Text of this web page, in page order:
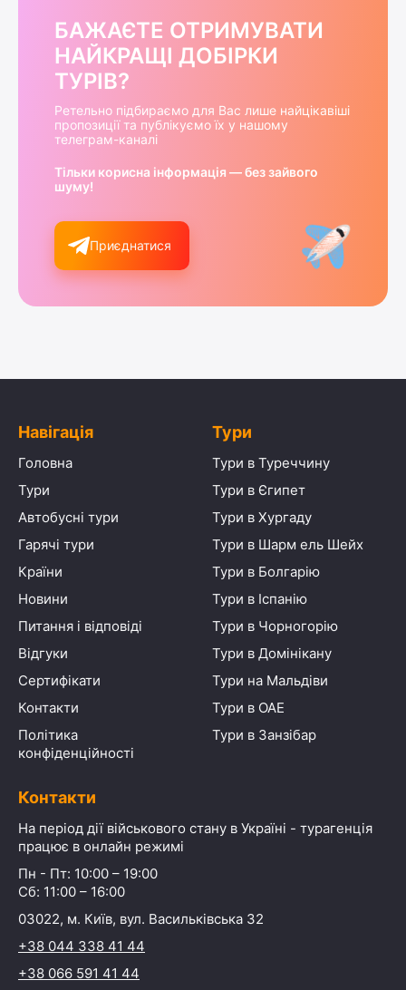
БАЖАЄТЕ ОТРИМУВАТИ
НАЙКРАЩІ ДОБІРКИ
ТУРІВ?
Ретельно підбираємо для Вас лише найцікавіші
пропозиції та публікуємо їх у нашому
телеграм-каналі
Тільки корисна інформація — без зайвого
шуму!
Приєднатися
Навігація
Головна
Тури
Автобусні тури
Гарячі тури
Країни
Новини
Питання і відповіді
Відгуки
Сертифікати
Контакти
Політика
конфіденційності
Тури
Тури в Туреччину
Тури в Єгипет
Тури в Хургаду
Тури в Шарм ель Шейх
Тури в Болгарію
Тури в Іспанію
Тури в Чорногорію
Тури в Домінікану
Тури на Мальдіви
Тури в ОАЕ
Тури в Занзібар
Контакти
На період дії військового стану в Україні - турагенція
працює в онлайн режимі
Пн - Пт: 10:00 – 19:00
Сб: 11:00 – 16:00
03022, м. Київ, вул. Васильківська 32
+38 044 338 41 44
+38 066 591 41 44